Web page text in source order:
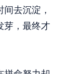
去沉淀，
芽，最终才